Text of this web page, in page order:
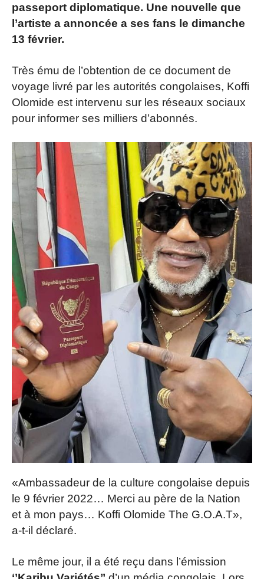
passeport diplomatique. Une nouvelle que
l’artiste a annoncée a ses fans le dimanche
13 février.
Très ému de l’obtention de ce document de
voyage livré par les autorités congolaises, Koffi
Olomide est intervenu sur les réseaux sociaux
pour informer ses milliers d’abonnés.
«Ambassadeur de la culture congolaise depuis
le 9 février 2022… Merci au père de la Nation
et à mon pays… Koffi Olomide The G.O.A.T»,
a-t-il déclaré.
Le même jour, il a été reçu dans l’émission